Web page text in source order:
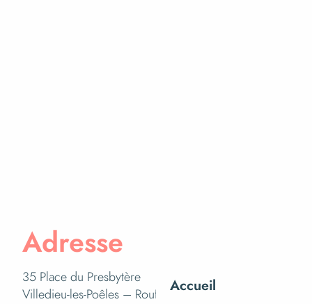
Accueil
Adresse
35 Place du Presbytère
Villedieu-les-Poêles – Rouffigny